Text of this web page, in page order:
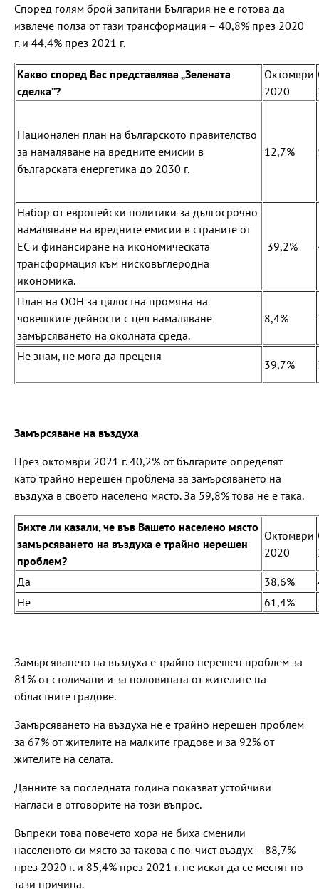
Според голям брой запитани България не е готова да
извлече полза от тази трансформация – 40,8% през 2020
г. и 44,4% през 2021 г.
Какво според Вас представлява „Зелената
сделка”?
Октомври
2020
Национален план на българското правителство
за намаляване на вредните емисии в
българската енергетика до 2030 г.
12,7%
Набор от европейски политики за дългосрочно
намаляване на вредните емисии в страните от
ЕС и финансиране на икономическата
трансформация към нисковъглеродна
икономика.
39,2%
План на ООН за цялостна промяна на
човешките дейности с цел намаляване
замърсяването на околната среда.
8,4%
Не знам, не мога да преценя
39,7%
Замърсяване на въздуха
През октомври 2021 г. 40,2% от българите определят
като трайно нерешен проблема за замърсяването на
въздуха в своето населено място. За 59,8% това не е така.
Бихте ли казали, че във Вашето населено място
замърсяването на въздуха е трайно нерешен
проблем?
Октомври
2020
Да 38,6%
Не
61,4%
Замърсяването на въздуха е трайно нерешен проблем за
81% от столичани и за половината от жителите на
областните градове.
Замърсяването на въздуха не е трайно нерешен проблем
за 67% от жителите на малките градове и за 92% от
жителите на селата.
Данните за последната година показват устойчиви
нагласи в отговорите на този въпрос.
Въпреки това повечето хора не биха сменили
населеното си място за такова с по-чист въздух – 88,7%
през 2020 г. и 85,4% през 2021 г. не искат да се местят по
тази причина.